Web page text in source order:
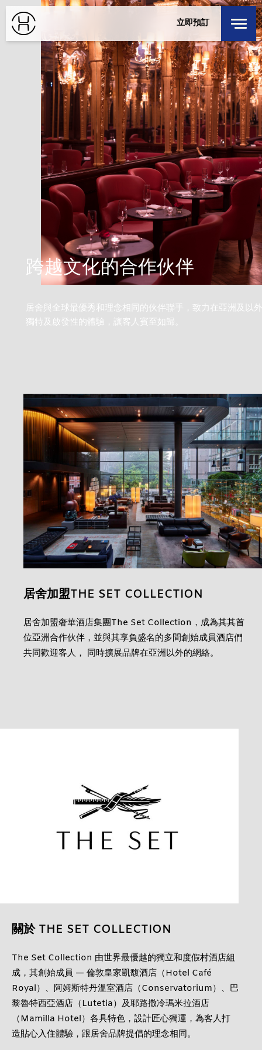
立即預訂
8 8月 2026
退回
週日
9 8月 2026
1
1
小童
0
/ 註冊
HOUSE LOCALS
成爲會員
DISCOVER OUR HOUSES
跨越文化的合作伙伴
居舍與全球最優秀和理念相同的伙伴聯手，致力在亞洲及以
獨特及啟發性的體驗，讓客人賓至如歸。
居舍加盟THE SET COLLECTION
居舍加盟奢華酒店集團The Set Collection，成為其其首
位亞洲合作伙伴，並與其享負盛名的多間創始成員酒店們
共同歡迎客人， 同時擴展品牌在亞洲以外的網絡。
關於 THE SET COLLECTION
The Set Collection 由世界最優越的獨立和度假村酒店組
成，其創始成員 — 倫敦皇家凱馥酒店（Hotel Café
Royal）、阿姆斯特丹溫室酒店（Conservatorium）、巴
黎魯特西亞酒店（Lutetia）及耶路撒冷瑪米拉酒店
（Mamilla Hotel）各具特色，設計匠心獨運，為客人打
造貼心入住體驗，跟居舍品牌提倡的理念相同。